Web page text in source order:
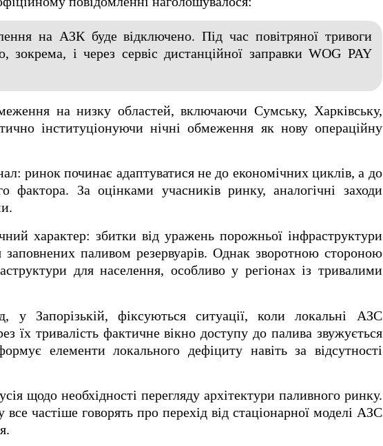
на АЗК буде відключено. Під час повітряної тривоги
зокрема, і через сервіс дистанційної заправки WOG PAY
на низку областей, включаючи Сумську, Харківську,
інституціонуючи нічні обмеження як нову операційну
ринок починає адаптуватися не до економічних циклів, а до
фактора. За оцінками учасників ринку, аналогічні заходи
характер: збитки від уражень порожньої інфраструктури
паливом резервуарів. Однак зворотною стороною
для населення, особливо у регіонах із тривалими
у Запорізькій, фіксуються ситуації, коли локальні АЗС
їх тривалість фактичне вікно доступу до палива звужується
елементи локального дефіциту навіть за відсутності
щодо необхідності перегляду архітектури паливного ринку.
частіше говорять про перехід від стаціонарної моделі АЗС